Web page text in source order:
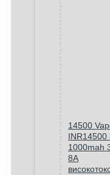
14500
INR14500
1000mah
8A